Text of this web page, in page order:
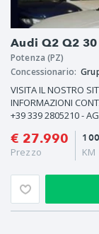
Audi Q2 Q2
Potenza (PZ)
Concessionario:
VISITA IL NOSTRO
INFORMAZIONI
+39 339 2805210 -
€ 27.990
Prezzo
KM